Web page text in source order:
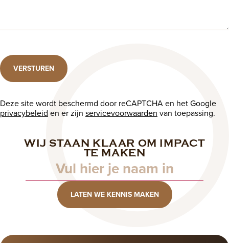
VERSTUREN
Deze site wordt beschermd door reCAPTCHA en het Google
privacybeleid en er zijn servicevoorwaarden van toepassing.
WIJ STAAN KLAAR OM IMPACT
TE MAKEN
Naam
LATEN WE KENNIS MAKEN